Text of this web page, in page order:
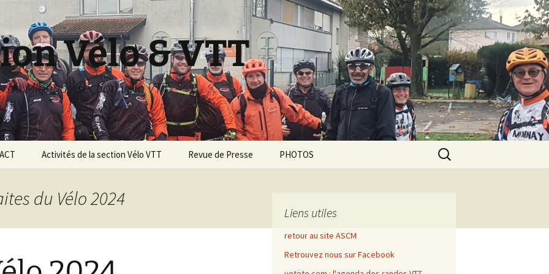
Vélo & VTT
Mionnay section vélo VTT
Activités de la section Vélo VTT
Saison 2016/2017
Revue de Presse PHOTOS
Rechercher :
du Vélo 2024
Liens utiles
retour au site ASCM
Retrouvez nous sur Facebook